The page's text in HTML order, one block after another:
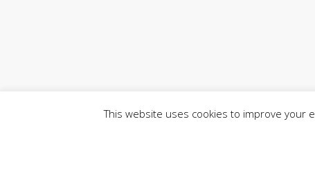
This website uses cookies to improve your